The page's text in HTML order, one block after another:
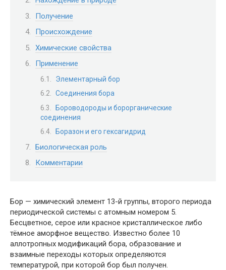
Получение
Происхождение
Химические свойства
Применение
Элементарный бор
Соединения бора
Бороводороды и борорганические
соединения
Боразон и его гексагидрид
Биологическая роль
Комментарии
Бор — химический элемент 13-й группы, второго периода
периодической системы с атомным номером 5.
Бесцветное, серое или красное кристаллическое либо
тёмное аморфное вещество. Известно более 10
аллотропных модификаций бора, образование и
взаимные переходы которых определяются
температурой, при которой бор был получен.